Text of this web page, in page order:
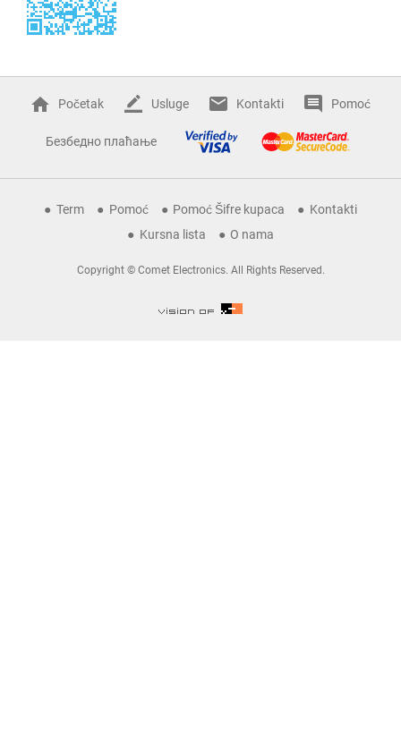
Početak Usluge Kontakti Pomoć
Безбедно плаћање
Term Pomoć Pomoć Šifre kupaca
Kontakti
Kursna lista
O nama
Copyright © Comet Electronics. All Rights Reserved.